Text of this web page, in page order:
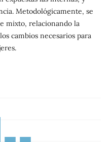
Metodológicamente, se
mixto, relacionando la
cambios necesarios para